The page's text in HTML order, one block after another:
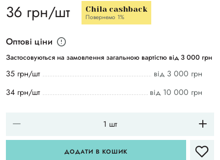
36 грн/шт Chila cashback
Повернемо 1%
Оптові ціни
Застосовуються на замовлення загальною вартістю від 3 000 грн
35 грн/шт
від 3 000 грн
34 грн/шт
від 10 000 грн
ДОДАТИ В КОШИК